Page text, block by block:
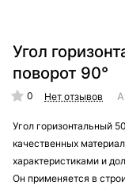
Угол
поворот 90°
0 Нет отзывов
Угол горизонтальный
качественных
характеристиками и
Он применяется в